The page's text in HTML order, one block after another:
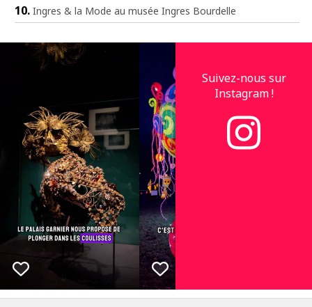
Ingres & la Mode au musée Ingres Bourdelle
Suivez-nous sur
Instagram !